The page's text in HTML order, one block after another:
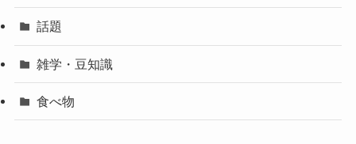
話題
雑学・豆知識
食べ物